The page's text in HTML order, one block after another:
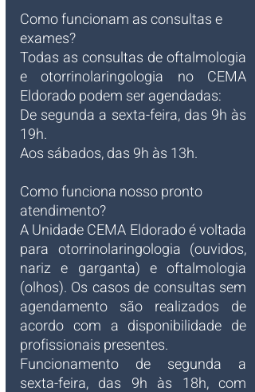
Como funcionam as consultas e
exames?
Todas as consultas de oftalmologia
e otorrinolaringologia no CEMA
Eldorado podem ser agendadas:
De segunda a sexta-feira, das 9h às
19h.
Aos sábados, das 9h às 13h.
Como funciona nosso pronto
atendimento?
A Unidade CEMA Eldorado é voltada
para otorrinolaringologia (ouvidos,
nariz e garganta) e oftalmologia
(olhos). Os casos de consultas sem
agendamento são realizados de
acordo com a disponibilidade de
profissionais presentes.
Funcionamento de segunda a
sexta-feira, das 9h às 18h, com